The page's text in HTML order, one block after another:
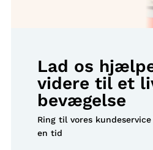
Lad os
videre til et
bevægelse
Ring til vores kundeservice
en tid